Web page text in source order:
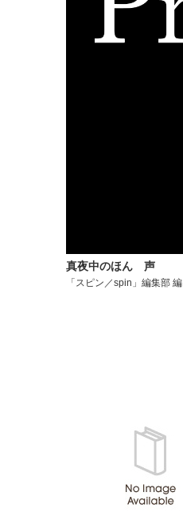
真夜中のほん 声
「スピン／spin」編集部 編